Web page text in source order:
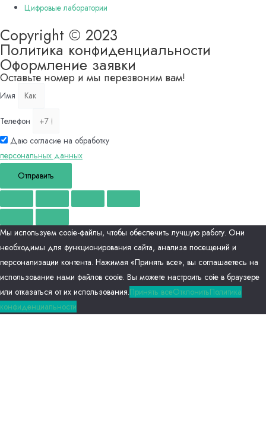
Цифровые лаборатории
Copyright © 2023
Политика конфиденциальности
Оформление заявки
Оставьте номер и мы перезвоним вам!
Имя
Телефон
Даю согласие на обработку
персональных данных
Отправить
Мы используем сооіе-файлы, чтобы обеспечить лучшую работу. Они
необходимы для функционирования сайта, анализа посещений и
персонализации контента. Нажимая «Принять все», вы соглашаетесь на
использование нами файлов сооіе. Вы можете настроить соіе в браузере
или отказаться от их использования.Принять всеОтклонитьПолитика
конфиденциальности